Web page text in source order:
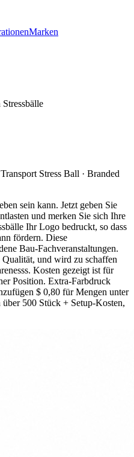
Marken
Stressbälle
Stress Ball · Branded
sein kann. Jetzt geben Sie
und merken Sie sich Ihre
Ihr Logo bedruckt, so dass
fördern. Diese
Bau-Fachveranstaltungen.
Qualität, und wird zu schaffen
Kosten gezeigt ist für
Position. Extra-Farbdruck
$ 0,80 für Mengen unter
500 Stück + Setup-Kosten,